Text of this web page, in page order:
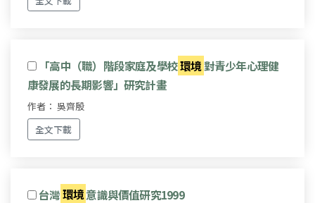
「高中（職）階段家庭及學校環境對青少年心理健
康發展的長期影響」研究計畫
作者： 吳齊殷
全文下載
台灣環境意識與價值研究1999